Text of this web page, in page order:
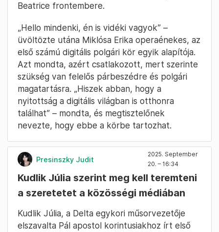
Beatrice frontembere.
„Hello mindenki, én is vidéki vagyok” –
üvöltözte utána Miklósa Erika operaénekes, az
első számú digitális polgári kör egyik alapítója.
Azt mondta, azért csatlakozott, mert szerinte
szükség van felelős párbeszédre és polgári
magatartásra. „Hiszek abban, hogy a
nyitottság a digitális világban is otthonra
találhat” – mondta, és megtisztelőnek
nevezte, hogy ebbe a körbe tartozhat.
Presinszky Judit
2025. September
20. – 16:34
Kudlik Júlia szerint meg kell teremteni
a szeretetet a közösségi médiában
Kudlik Júlia, a Delta egykori műsorvezetője
elszavalta Pál apostol korintusiakhoz írt első